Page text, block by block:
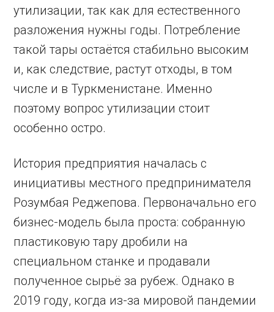
утилизации, так как для естественного
разложения нужны годы. Потребление
такой тары остаётся стабильно высоким
и, как следствие, растут отходы, в том
числе и в Туркменистане. Именно
поэтому вопрос утилизации стоит
особенно остро.
История предприятия началась с
инициативы местного предпринимателя
Розумбая Реджепова. Первоначально его
бизнес-модель была проста: собранную
пластиковую тару дробили на
специальном станке и продавали
полученное сырьё за рубеж. Однако в
2019 году, когда из-за мировой пандемии